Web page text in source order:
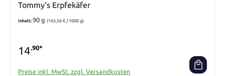
Tommy's Erpfekäfer
Inhalt: 90 g (165,56 € / 1000 g)
14.90*
Preise inkl. MwSt. zzgl. Versandkosten